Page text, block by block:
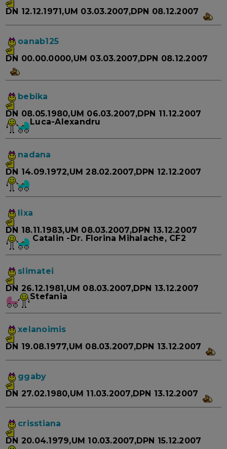
DN 12.12.1971,UM 03.03.2007,DPN 08.12.2007
oanab125
DN 00.00.0000,UM 03.03.2007,DPN 08.12.2007
bebika
DN 08.05.1980,UM 06.03.2007,DPN 11.12.2007
Luca-Alexandru
nadana
DN 14.09.1972,UM 28.02.2007,DPN 12.12.2007
lixa
DN 18.11.1983,UM 08.03.2007,DPN 13.12.2007
Catalin -Dr. Florina Mihalache, CF2
slimatei
DN 26.12.1981,UM 08.03.2007,DPN 13.12.2007
Stefania
xelanoimis
DN 19.08.1977,UM 08.03.2007,DPN 13.12.2007
ggaby
DN 27.02.1980,UM 11.03.2007,DPN 13.12.2007
crisstiana
DN 20.04.1979,UM 10.03.2007,DPN 15.12.2007